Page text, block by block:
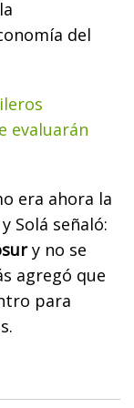
del
evaluarán
era ahora la
Solá señaló:
y no se
agregó que
para